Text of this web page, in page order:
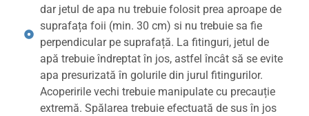
dar jetul de apa nu trebuie folosit prea aproape de
suprafața foii (min. 30 cm) si nu trebuie sa fie
perpendicular pe suprafață. La fitinguri, jetul de
apă trebuie îndreptat în jos, astfel încât să se evite
apa presurizată în golurile din jurul fitingurilor.
Acoperirile vechi trebuie manipulate cu precauție
extremă. Spălarea trebuie efectuată de sus în jos